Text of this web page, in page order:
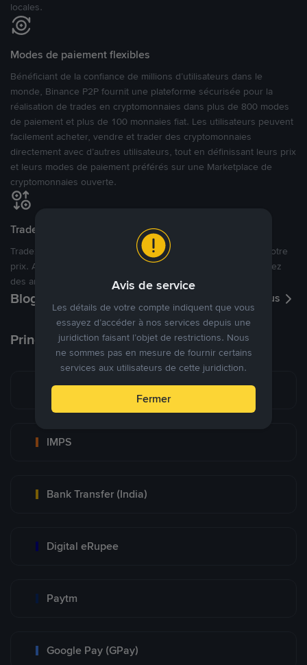
locales.
Modes de paiement flexibles
Bénéficiant de la confiance de millions d’utilisateurs dans le
monde, Binance P2P fournit une plateforme sécurisée pour la
réalisation de trades en cryptomonnaies dans plus de 800 modes
de paiement et plus de 100 monnaies fiat. Les utilisateurs peuvent
facilement acheter, vendre et trader des cryptomonnaies
directement avec d’autres utilisateurs, tout en définissant leurs prix
et leurs modes de paiement préférés sur une Marketplace de
cryptomonnaies ouverte.
Tradez à des prix avantageux pour vous
Tradez des cryptos en étant libres d’acheter et de vendre à votre
prix. Achetez ou vendez à partir des offres existantes, ou créez
des annonces commerciales pour fixer vos propres prix.
Blog P2P Voir plus
Principaux modes de paiement
UPI
IMPS
Bank Transfer (India)
Digital eRupee
Paytm
Google Pay (GPay)
Avis de service
Les détails de votre compte indiquent que vous
essayez d’accéder à nos services depuis une
juridiction faisant l’objet de restrictions. Nous
ne sommes pas en mesure de fournir certains
services aux utilisateurs de cette juridiction.
Fermer